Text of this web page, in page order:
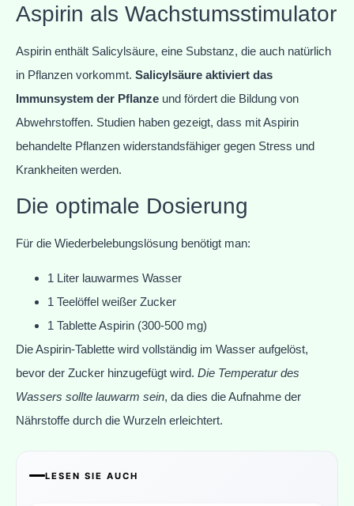
Aspirin als Wachstumsstimulator
Aspirin enthält Salicylsäure, eine Substanz, die auch natürlich
in Pflanzen vorkommt. Salicylsäure aktiviert das
Immunsystem der Pflanze und fördert die Bildung von
Abwehrstoffen. Studien haben gezeigt, dass mit Aspirin
behandelte Pflanzen widerstandsfähiger gegen Stress und
Krankheiten werden.
Die optimale Dosierung
Für die Wiederbelebungslösung benötigt man:
1 Liter lauwarmes Wasser
1 Teelöffel weißer Zucker
1 Tablette Aspirin (300-500 mg)
Die Aspirin-Tablette wird vollständig im Wasser aufgelöst,
bevor der Zucker hinzugefügt wird. Die Temperatur des
Wassers sollte lauwarm sein, da dies die Aufnahme der
Nährstoffe durch die Wurzeln erleichtert.
LESEN SIE AUCH